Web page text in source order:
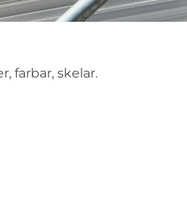
farbar, skelar.